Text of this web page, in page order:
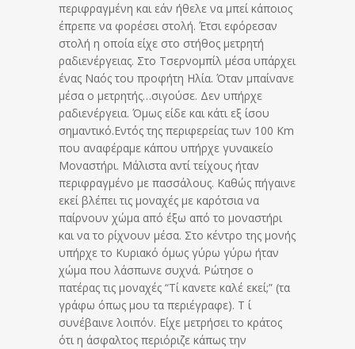
περιφραγμένη και εάν ήθελε να μπεί κάποιος
έπρεπε να φορέσει στολή. Έτσι εφόρεσαν
στολή η οποία είχε στο στήθος μετρητή
ραδιενέργειας. Στο Τσερνομπίλ μέσα υπάρχει
ένας Ναός του προφήτη Ηλία. Όταν μπαίνανε
μέσα ο μετρητής…σιγούσε. Δεν υπήρχε
ραδιενέργεια. Όμως είδε και κάτι εξ ίσου
σημαντικό.Εντός της περιφερείας των 100 Km
που αναφέραμε κάπου υπήρχε γυναικείο
Μοναστήρι. Μάλιστα αντί τείχους ήταν
περιφραγμένο με πασσάλους. Καθώς πήγαινε
εκεί βλέπει τις μοναχές με καρότσια να
παίρνουν χώμα από έξω από το μοναστήρι
και να το ρίχνουν μέσα. Στο κέντρο της μονής
υπήρχε το Κυριακό όμως γύρω γύρω ήταν
χώμα που λάσπωνε συχνά. Ρώτησε ο
πατέρας τις μοναχές “Τί κανετε καλέ εκεί;” (τα
γράφω όπως μου τα περιέγραφε). Τ ί
συνέβαινε λοιπόν. Είχε μετρήσει το κράτος
ότι η άσφαλτος περιόριζε κάπως την